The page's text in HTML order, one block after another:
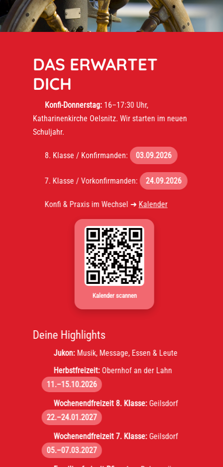
DAS ERWARTET
DICH
Konfi-Donnerstag:16–17:30 Uhr,
Katharinenkirche Oelsnitz. Wir starten im neuen
Schuljahr.
8. Klasse / Konfirmanden: 03.09.2026
7. Klasse / Vorkonfirmanden: 24.09.2026
Konfi & Praxis im Wechsel ➜Kalender
Kalender scannen
Deine Highlights
Jukon:Musik, Message, Essen & Leute
Herbstfreizeit:Obernhof an der Lahn
11.–15.10.2026
Wochenendfreizeit 8. Klasse:Geilsdorf
22.–24.01.2027
Wochenendfreizeit 7. Klasse:Geilsdorf
05.–07.03.2027